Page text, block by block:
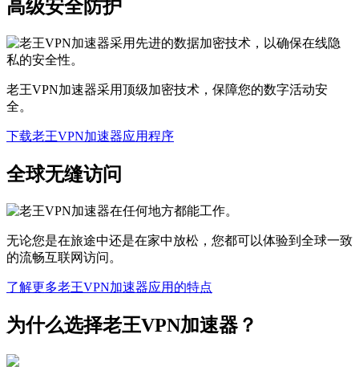
高级安全防护
老王VPN加速器采用顶级加密技术，保障您的数字活动安
全。
下载老王VPN加速器应用程序
全球无缝访问
无论您是在旅途中还是在家中放松，您都可以体验到全球一致
的流畅互联网访问。
了解更多老王VPN加速器应用的特点
为什么选择老王VPN加速器？